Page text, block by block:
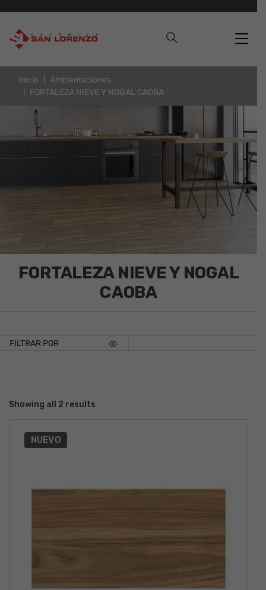
Inicio
Ambientaciones
FORTALEZA NIEVE Y NOGAL CAOBA
FORTALEZA NIEVE Y NOGAL
CAOBA
FILTRAR POR
Showing all 2 results
NUEVO